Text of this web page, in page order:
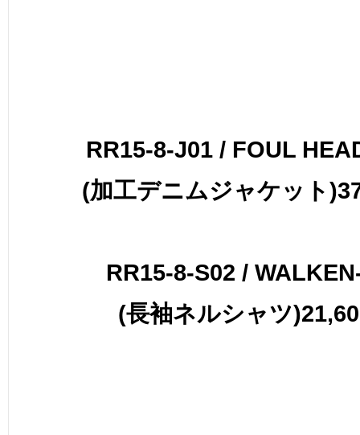
RR15-8-J01 / FOUL
(加工デニムジャケット
RR15-8-S02 /
(長袖ネルシャツ